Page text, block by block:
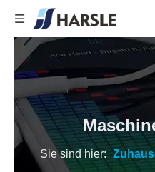
Sie sind hier: